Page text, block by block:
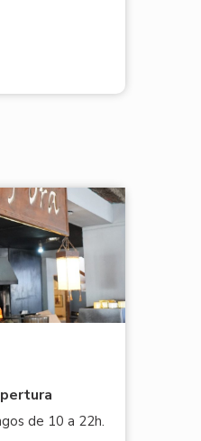
de 10 a 22h.